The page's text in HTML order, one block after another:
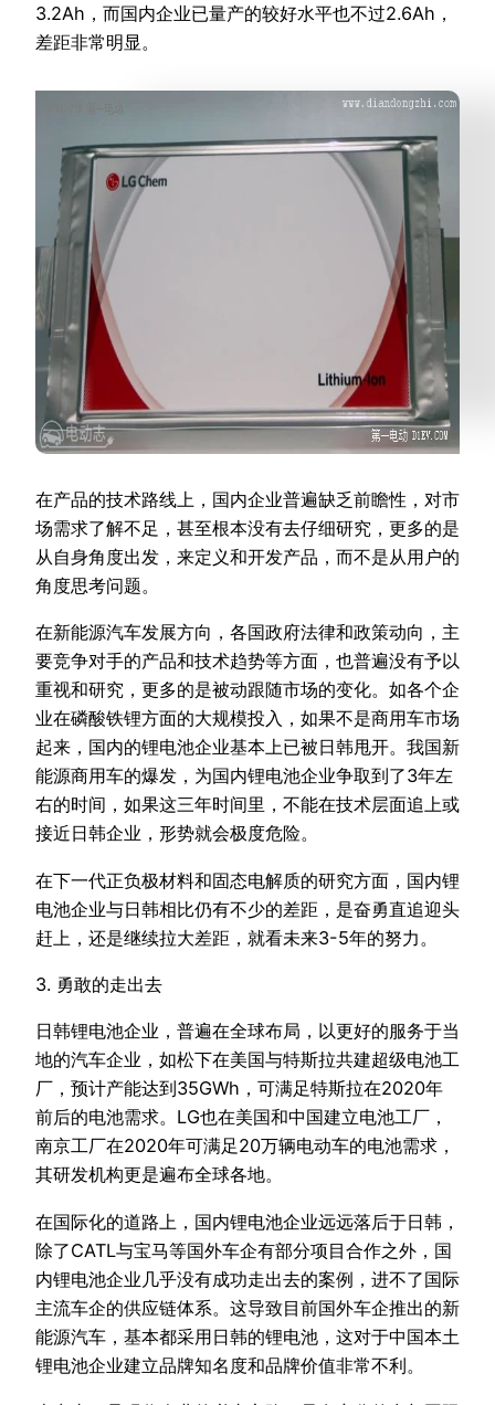
3.2Ah，而国内企业已量产的较好水平也不过2.6Ah，
差距非常明显。
在产品的技术路线上，国内企业普遍缺乏前瞻性，对市
场需求了解不足，甚至根本没有去仔细研究，更多的是
从自身角度出发，来定义和开发产品，而不是从用户的
角度思考问题。
在新能源汽车发展方向，各国政府法律和政策动向，主
要竞争对手的产品和技术趋势等方面，也普遍没有予以
重视和研究，更多的是被动跟随市场的变化。如各个企
业在磷酸铁锂方面的大规模投入，如果不是商用车市场
起来，国内的锂电池企业基本上已被日韩甩开。我国新
能源商用车的爆发，为国内锂电池企业争取到了3年左
右的时间，如果这三年时间里，不能在技术层面追上或
接近日韩企业，形势就会极度危险。
在下一代正负极材料和固态电解质的研究方面，国内锂
电池企业与日韩相比仍有不少的差距，是奋勇直追迎头
赶上，还是继续拉大差距，就看未来3-5年的努力。
3. 勇敢的走出去
日韩锂电池企业，普遍在全球布局，以更好的服务于当
地的汽车企业，如松下在美国与特斯拉共建超级电池工
厂，预计产能达到35GWh，可满足特斯拉在2020年
前后的电池需求。LG也在美国和中国建立电池工厂，
南京工厂在2020年可满足20万辆电动车的电池需求，
其研发机构更是遍布全球各地。
在国际化的道路上，国内锂电池企业远远落后于日韩，
除了CATL与宝马等国外车企有部分项目合作之外，国
内锂电池企业几乎没有成功走出去的案例，进不了国际
主流车企的供应链体系。这导致目前国外车企推出的新
能源汽车，基本都采用日韩的锂电池，这对于中国本土
锂电池企业建立品牌知名度和品牌价值非常不利。